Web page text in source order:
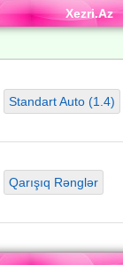
Xezri.Az
Standart Auto (1.4)
Qarışıq Rənglər